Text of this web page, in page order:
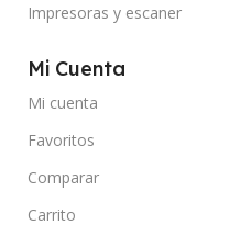
Impresoras y escaner
Mi Cuenta
Mi cuenta
Favoritos
Comparar
Carrito